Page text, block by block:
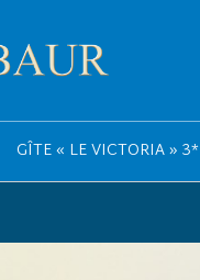
GÎTE « LE VICTORIA » 3*